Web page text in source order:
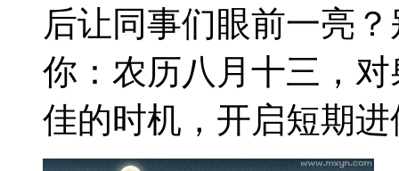
后让同事们眼前一亮
你：农历八月十三，
佳的时机，开启短期